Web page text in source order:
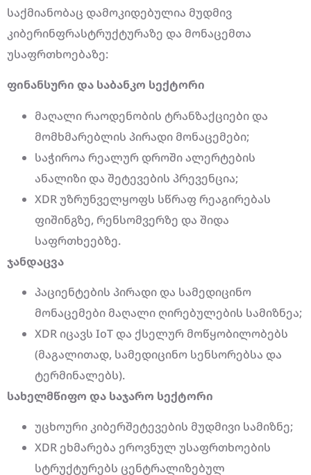
საქმიანობაც დამოკიდებულია მუდმივ
კიბერინფრასტრუქტურაზე და მონაცემთა
უსაფრთხოებაზე:
ფინანსური და საბანკო სექტორი
მაღალი რაოდენობის ტრანზაქციები და
მომხმარებლის პირადი მონაცემები;
საჭიროა რეალურ დროში ალერტების
ანალიზი და შეტევების პრევენცია;
XDR უზრუნველყოფს სწრაფ რეაგირებას
ფიშინგზე, რენსომვერზე და შიდა
საფრთხეებზე.
ჯანდაცვა
პაციენტების პირადი და სამედიცინო
მონაცემები მაღალი ღირებულების სამიზნეა;
XDR იცავს IoT და ქსელურ მოწყობილობებს
(მაგალითად, სამედიცინო სენსორებსა და
ტერმინალებს).
სახელმწიფო და საჯარო სექტორი
უცხოური კიბერშეტევების მუდმივი სამიზნე;
XDR ეხმარება ეროვნულ უსაფრთხოების
სტრუქტურებს ცენტრალიზებულ